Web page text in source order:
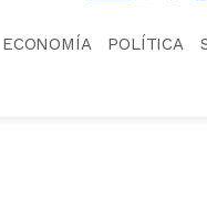
ECONOMÍA POLÍTICA